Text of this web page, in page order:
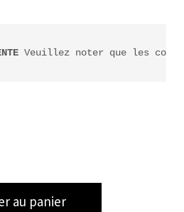
Veuillez noter que les
au panier